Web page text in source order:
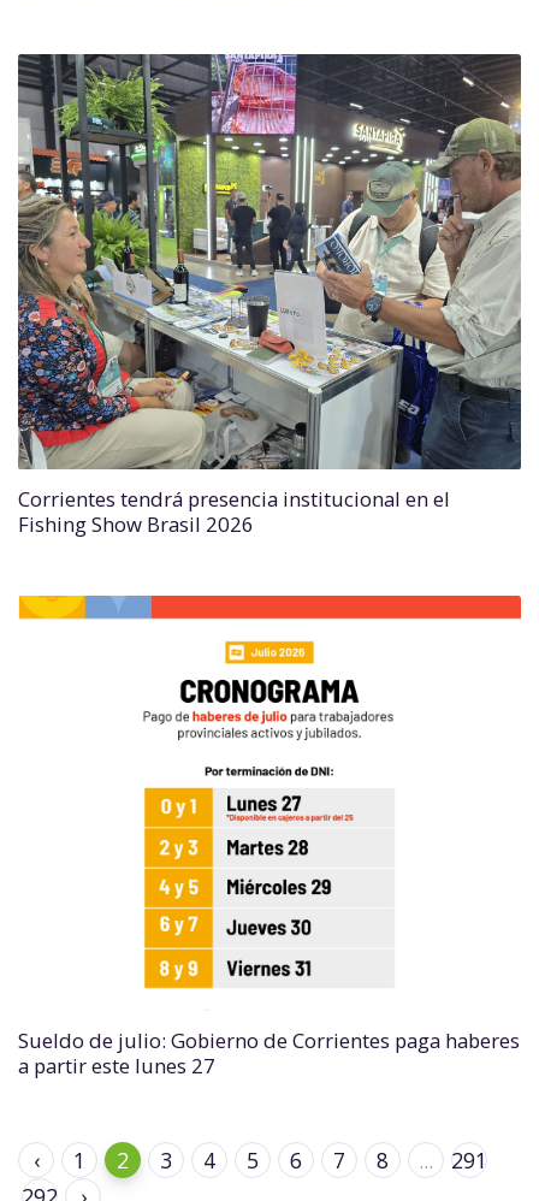
Corrientes tendrá presencia institucional en el
Fishing Show Brasil 2026
Sueldo de julio: Gobierno de Corrientes paga haberes
a partir este lunes 27
‹ 1 2 3 4 5 6 7 8 ...
291